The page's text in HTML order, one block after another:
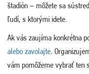
štadión – môžete sa
ľudí, s ktorými idete.
Ak vás zaujíma konkrétna
alebo zavolajte.
vám pomôžeme vybrať ten